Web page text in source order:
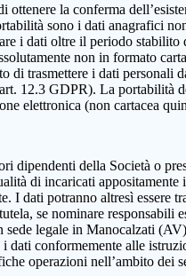
la conferma
sono i dati anagrafici
i dati oltre il periodo stabilito
non in formato
trasmettere i dati personali
12.3 GDPR). La portabilità
elettronica (non cartacea
dipendenti della Società o
di incaricati
dati potranno altresì essere
se nominare responsabili
sede legale in Manocalzati
conformemente alle
operazioni nell’ambito dei